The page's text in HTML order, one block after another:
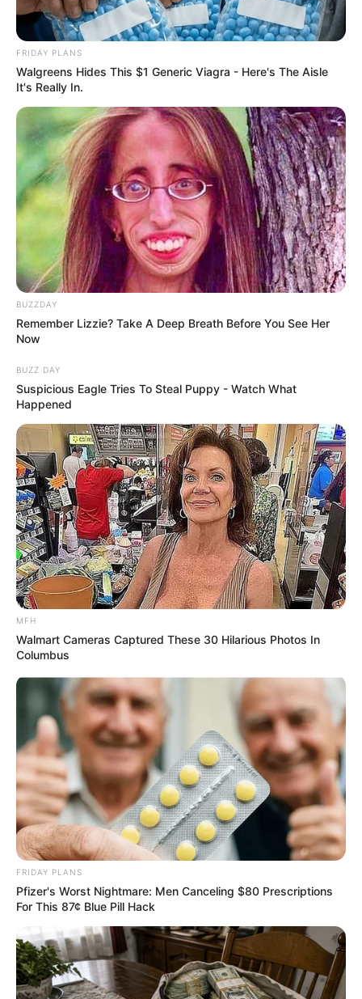
3. ถ้าต้องเลือกสัตว์เลี้ยง คุณจะเลือกเลี้ยงตัวอะไร
a.สุนัข
b.แมว
c.ม้า
d.นกแก้ว
งู
4. คุณจะจัดงานปาร์ตี้สักงานนึง คุณคิดว่างานของคุณ
จะเป็นงานประเภทไหน
a.ในบ้านเล็กๆ ดูอบอุ่น
b. งานเลี้ยงดินเนอร์มื้อใหญ่
c.งานเต้นรำตลอดคืน
d.งานแต่งกายแฟนซี
e.งานเต้นรำโก้หรู ชุดราตรีสีขาวกับทักซิโด้
a.พาสต้ากับสลัด
b.อาหารฝรั่งเศส
c.อาหารอังกฤษสมัยใหม่
d.อาหารจีน
e.อาหารไทย
6. เมื่อมีบ้าน หากต้องซื้อบ้าน คุณคิดว่าบ้านในฝันของ
คุณจะเป็นบ้านแบบไหน
a.ปราสาท
b.กระท่อมแนวชนบท
c.บ้านตกแต่งสไตล์โมเดิร์น
d.เพ้นเฮาส์ชั้นบนสุด
e.วิลล่า
7. ในวันช่วงวันหยุด คุณอยากทำกิจกรรมอะไรมากที่สุด
เดินเล่นในชนบท
b.ย่ำราตรีกับไวน์สุดโปรด
c.ไปงานปาร์ตี้
d.เล่นกีฬา
e.ไปงานชิมไวน์
8. หากคุณต้องลาพักร้อนเพื่อไปท่องเที่ยว สถานที่ท่อง
เที่ยวที่คุณเลือกไปคือที่ไหน
a.ฤดูใบไม้ร่วงในมลรัฐอิงแลนด์
b.ไปเที่ยวงานเทศกาลอาหารและไวน์
c.หน้าร้อนในแคลิฟอร์เนีย
d.เดินเล่นในยุโรป
e.อินเดีย
FRIDAY PLANS
Walgreens Hides This $1 Generic Viagra - Here's The Aisle
It's Really In.
BUZZDAY
Remember Lizzie? Take A Deep Breath Before You See Her
Now
BUZZ DAY
Suspicious Eagle Tries To Steal Puppy - Watch What
Happened
MFH
Walmart Cameras Captured These 30 Hilarious Photos In
Columbus
FRIDAY PLANS
Pfizer's Worst Nightmare: Men Canceling $80 Prescriptions
For This 87¢ Blue Pill Hack